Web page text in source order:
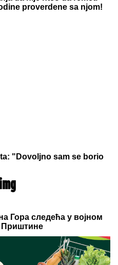
proverdene sa njom!
"Dovoljno sam se borio
Гора следећа у војном
Приштине